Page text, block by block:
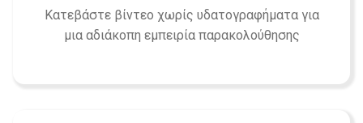
Κατεβάστε βίντεο χωρίς υδατογραφήματα για
μια αδιάκοπη εμπειρία παρακολούθησης